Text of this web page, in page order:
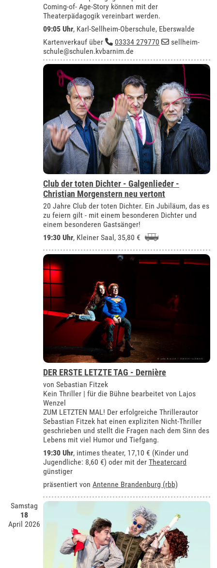
Coming-of- Age-Story können mit der
Theaterpädagogik vereinbart werden.
09:05 Uhr, Karl-Sellheim-Oberschule, Eberswalde
Kartenverkauf über
03334 279770
sellheim-
schule@schulen.kvbarnim.de
Club der toten Dichter - Galgenlieder -
Christian Morgenstern neu vertont
20 Jahre Club der toten Dichter. Ein Jubiläum, das es
zu feiern gilt - mit einem besonderen Dichter und
einem besonderen Gastsänger!
19:30 Uhr, Kleiner Saal , 35,80 €
DER ERSTE LETZTE TAG - Dernière
von Sebastian Fitzek
Kein Thriller | für die Bühne bearbeitet von Lajos
Wenzel
ZUM LETZTEN MAL! Der erfolgreiche Thrillerautor
Sebastian Fitzek hat einen expliziten Nicht-Thriller
geschrieben und stellt die Fragen nach dem Sinn des
Lebens mit viel Humor und Tiefgang.
19:30 Uhr, intimes theater, 17,10 € (Kinder und
Jugendliche: 8,60 €) oder mit derTheatercard
günstiger
präsentiert vonAntenne Brandenburg (rbb)
Samstag
18
April 2026